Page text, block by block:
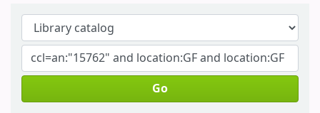
Go